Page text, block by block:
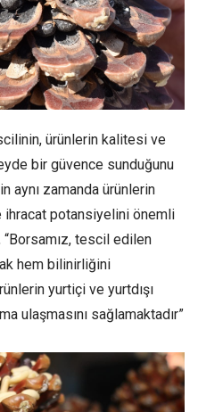
ürünlerin kalitesi ve
bir güvence sunduğunu
aynı zamanda ürünlerin
potansiyelini önemli
“Borsamız, tescil edilen
hem bilinirliğini
yurtiçi ve yurtdışı
ulaşmasını sağlamaktadır”